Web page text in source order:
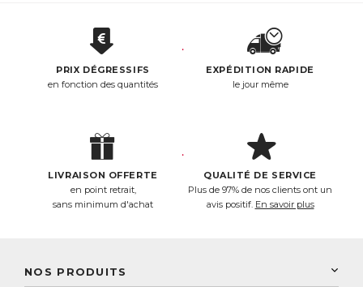
PRIX DÉGRESSIFS
en fonction des quantités
EXPÉDITION RAPIDE
le jour même
LIVRAISON OFFERTE
en point retrait,
sans minimum d'achat
QUALITÉ DE SERVICE
Plus de 97% de nos clients ont un
avis positif. En savoir plus
NOS PRODUITS